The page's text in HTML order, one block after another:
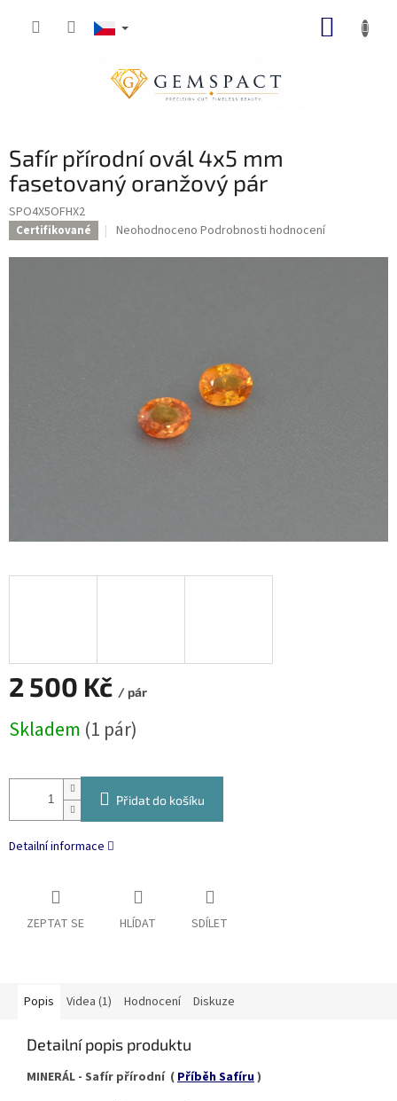
Safír přírodní ovál 4x5 mm
fasetovaný oranžový pár
SPO4X5OFHX2
Certifikované
Průměrné
produktu
Neohodnoceno Podrobnosti hodnocení
2 500 Kč / pár
cena:
Skladem (1 pár)
Přidat do košíku
Detailní informace
ZEPTAT SE HLÍDAT SDÍLET
Popis Videa (1) Hodnocení Diskuze
Detailní popis produktu
MINERÁL - Safír přírodní (Příběh Safíru)